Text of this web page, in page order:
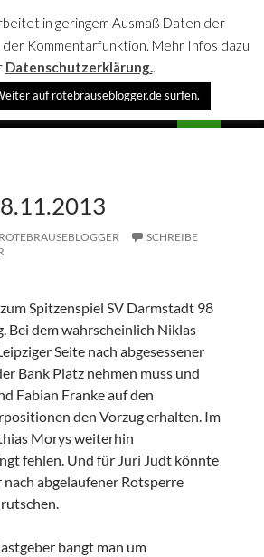
ROTEBRAUSEBLOGGER
SCHREIBE
Spitzenspiel SV Darmstadt 98
Bei dem wahrscheinlich Niklas
Seite nach abgesessener
Bank Platz nehmen muss und
Fabian Franke auf den
den Vorzug erhalten. Im
Morys weiterhin
fehlen. Und für Juri Judt könnte
abgelaufener Rotsperre
bangt man um
in geringem Ausmaß Daten der
der Kommentarfunktion. Mehr Infos dazu
Datenschutzerklärung..
auf rotebrauseblogger.de surfen.